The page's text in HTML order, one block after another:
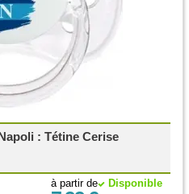
: Tétine Cerise
Disponible
à partir de